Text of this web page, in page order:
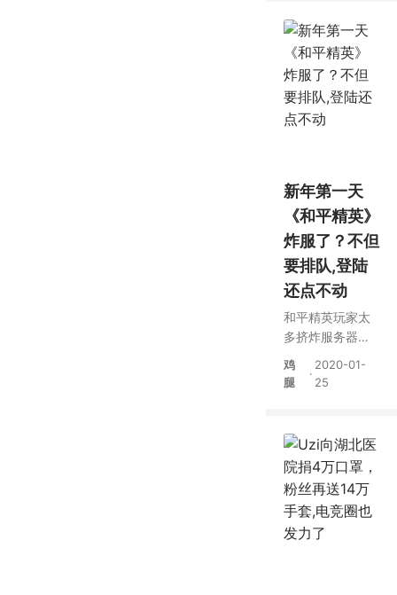
中，争夺新副本
的首杀！
新年第一天
《和平精英》
炸服了？不但
要排队,登陆
还点不动
和平精英玩家太
多挤炸服务器？
晚8点突然排队，
显示服务器繁忙
鸡
腿
·
2020-01-
25